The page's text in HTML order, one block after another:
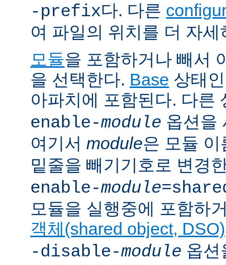
-prefix다. 다른
여 파일의 위치를 더 자
모듈을 포함하거나 빼서
을 선택한다. Base 상태
아파치에 포함된다. 다른
enable-module 옵션을
여기서 module은 모듈
밑줄을 빼기기호로 변경
enable-module
모듈을 실행중에 포함하
객체(shared object, DSO)
-disable-module 옵션